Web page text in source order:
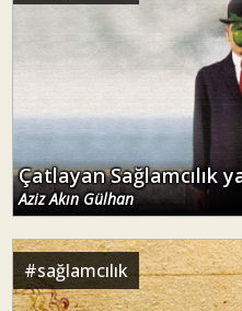
Çatlayan Sağlamcılık
Aziz Akın Gülhan
#sağlamcılık